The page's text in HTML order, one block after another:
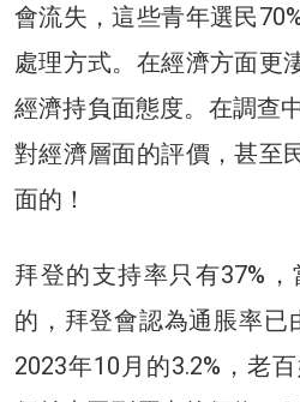
會流失，這些青年選民
處理方式。在經濟方面更
經濟持負面態度。在調查
對經濟層面的評價，甚至
面的！
拜登的支持率只有37%
的，拜登會認為通脹率已
2023年10月的3.2%，老